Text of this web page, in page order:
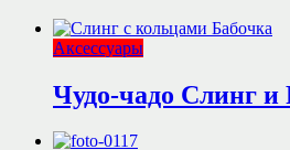
Аксессуары
Чудо-чадо Слинг и